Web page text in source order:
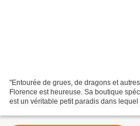
"Entourée de grues, de dragons et
Florence est heureuse. Sa boutique
est un véritable petit paradis dans